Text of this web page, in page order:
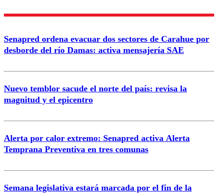
Enviar comentario
Senapred ordena evacuar dos sectores de Carahue por
desborde del río Damas: activa mensajería SAE
Nuevo temblor sacude el norte del país: revisa la
magnitud y el epicentro
Alerta por calor extremo: Senapred activa Alerta
Temprana Preventiva en tres comunas
Semana legislativa estará marcada por el fin de la